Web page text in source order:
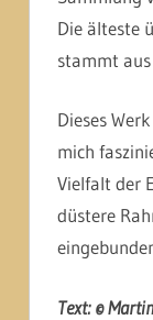
Die älteste
stammt
Dieses
mich
Vielfalt der
düstere
Text: ©